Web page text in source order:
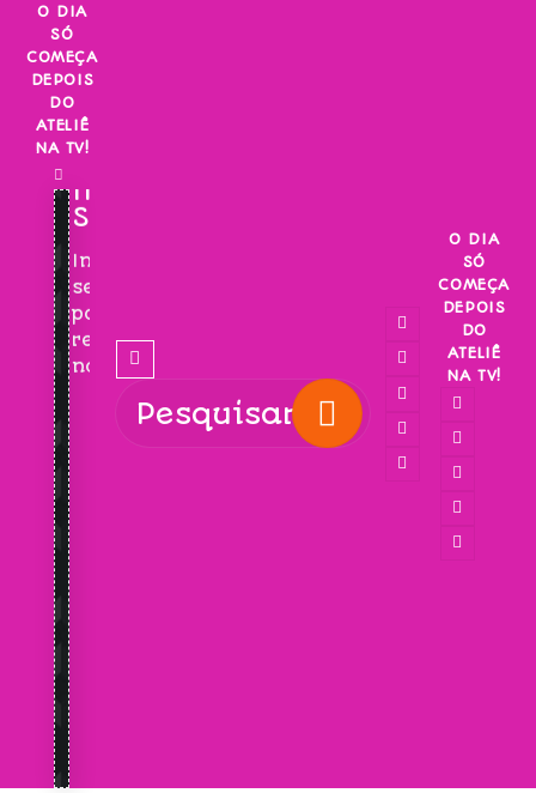
Skip
content
O DIA
SÓ
COMEÇA
DEPOIS
DO
ATELIÊ
NA TV!
INSCREVA-
SE!
Inscreva-
se
para
receber
novidades!
O DIA
SÓ
COMEÇA
DEPOIS
DO
ATELIÊ
NA TV!